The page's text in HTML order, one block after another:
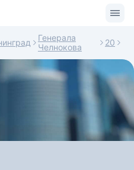
Генерала
Челнокова
20